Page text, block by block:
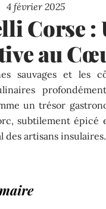
4 février 2025
Corse :
au
sauvages et les
un trésor
subtilement épicé
des artisans insulaires.